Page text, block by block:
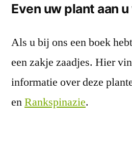
Even uw plant aan
Als u bij ons een boek
een zakje zaadjes. Hier
informatie over deze
enRankspinazie.